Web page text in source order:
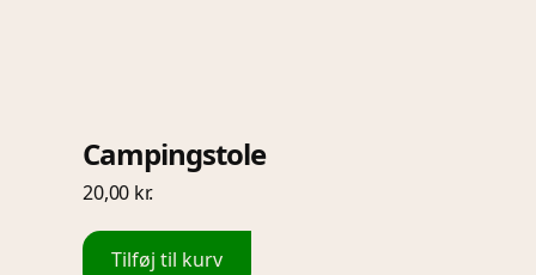
Campingstole
20,00 kr.
Tilføj til kurv